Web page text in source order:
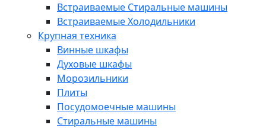
Встраиваемые Стиральные машины
Встраиваемые Холодильники
Крупная техника
Винные шкафы
Духовые шкафы
Морозильники
Плиты
Посудомоечные машины
Стиральные машины